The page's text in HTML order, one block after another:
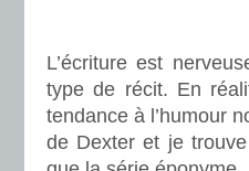
L’écriture est
type de récit. En
tendance à l’humour
de Dexter et je